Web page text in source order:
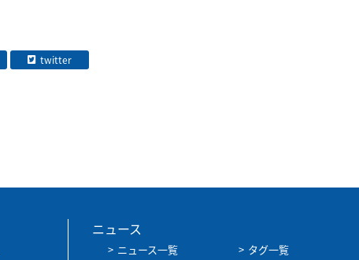
twitter
ニュース
ニュース一覧
タグ一覧